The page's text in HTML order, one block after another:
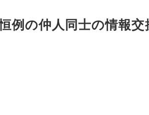
例の仲人同士の情報交